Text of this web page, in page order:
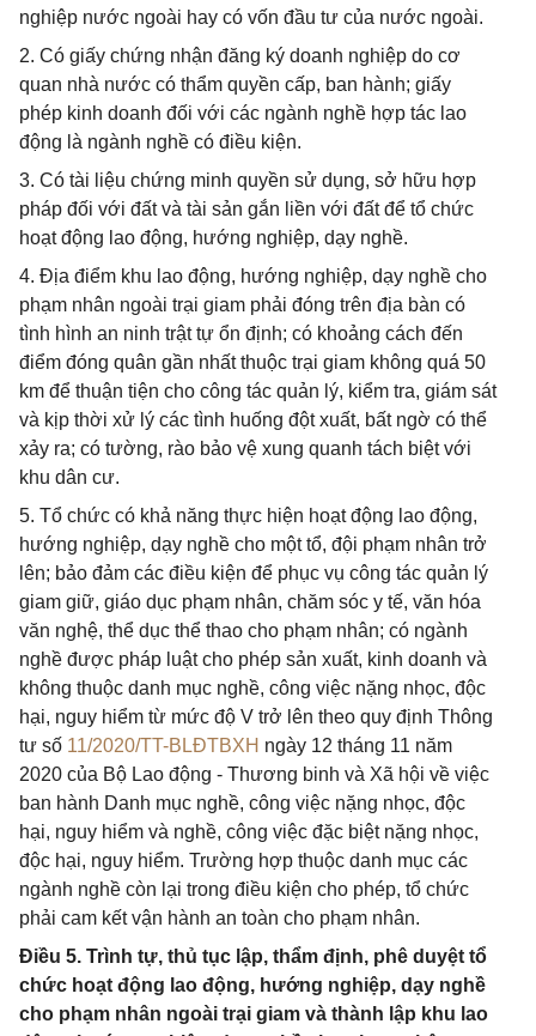
nghiệp nước ngoài hay có vốn đầu tư của nước ngoài.
2. Có giấy chứng nhận đăng ký doanh nghiệp do cơ
quan nhà nước có thẩm quyền cấp, ban hành; giấy
phép kinh doanh đối với các ngành nghề hợp tác lao
động là ngành nghề có điều kiện.
3. Có tài liệu chứng minh quyền sử dụng, sở hữu hợp
pháp đối với đất và tài sản gắn liền với đất để tổ chức
hoạt động lao động, hướng nghiệp, dạy nghề.
4. Địa điểm khu lao động, hướng nghiệp, dạy nghề cho
phạm nhân ngoài trại giam phải đóng trên địa bàn có
tình hình an ninh trật tự ổn định; có khoảng cách đến
điểm đóng quân gần nhất thuộc trại giam không quá 50
km để thuận tiện cho công tác quản lý, kiểm tra, giám sát
và kịp thời xử lý các tình huống đột xuất, bất ngờ có thể
xảy ra; có tường, rào bảo vệ xung quanh tách biệt với
khu dân cư.
5. Tổ chức có khả năng thực hiện hoạt động lao động,
hướng nghiệp, dạy nghề cho một tổ, đội phạm nhân trở
lên; bảo đảm các điều kiện để phục vụ công tác quản lý
giam giữ, giáo dục phạm nhân, chăm sóc y tế, văn hóa
văn nghệ, thể dục thể thao cho phạm nhân; có ngành
nghề được pháp luật cho phép sản xuất, kinh doanh và
không thuộc danh mục nghề, công việc nặng nhọc, độc
hại, nguy hiểm từ mức độ V trở lên theo quy định Thông
tư số 11/2020/TT-BLĐTBXH ngày 12 tháng 11 năm
2020 của Bộ Lao động - Thương binh và Xã hội về việc
ban hành Danh mục nghề, công việc nặng nhọc, độc
hại, nguy hiểm và nghề, công việc đặc biệt nặng nhọc,
độc hại, nguy hiểm. Trường hợp thuộc danh mục các
ngành nghề còn lại trong điều kiện cho phép, tổ chức
phải cam kết vận hành an toàn cho phạm nhân.
Điều 5. Trình tự, thủ tục lập, thẩm định, phê duyệt tổ
chức hoạt động lao động, hướng nghiệp, dạy nghề
cho phạm nhân ngoài trại giam và thành lập khu lao